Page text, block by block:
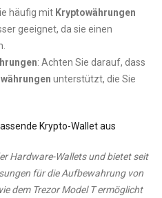
häufig mit Kryptowährungen
geeignet, da sie einen
: Achten Sie darauf, dass
unterstützt, die Sie
Hardware-Wallets und bietet seit
für die Aufbewahrung von
dem Trezor Model T ermöglicht